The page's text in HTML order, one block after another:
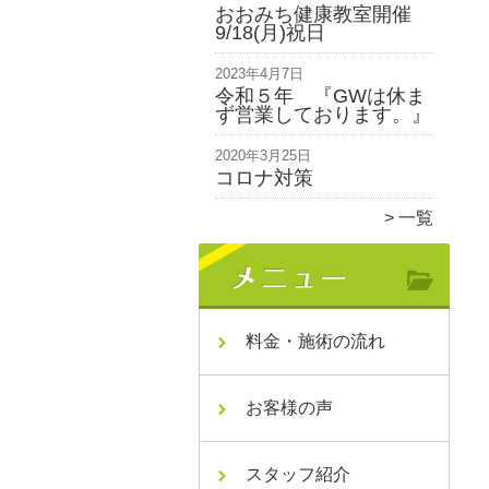
おおみち健康教室開催
9/18(月)祝日
2023年4月7日
令和５年 『GWは休ま
ず営業しております。』
2020年3月25日
コロナ対策
一覧
料金・施術の流れ
お客様の声
スタッフ紹介